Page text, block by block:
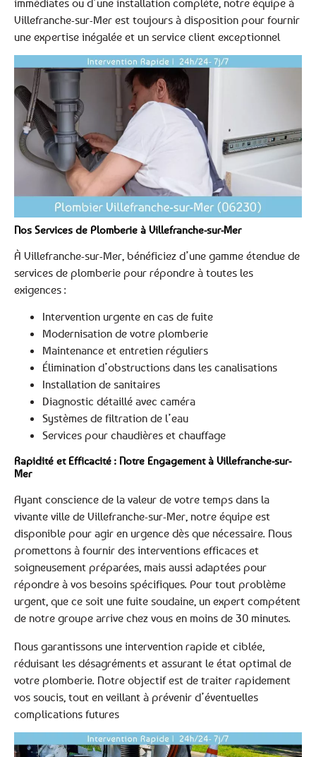
Villefranche-sur-Mer est toujours à disposition pour fournir
une expertise inégalée et un service client exceptionnel
Nos Services de Plomberie à Villefranche-sur-Mer
À Villefranche-sur-Mer, bénéficiez d’une gamme étendue de
services de plomberie pour répondre à toutes les
exigences :
Intervention urgente en cas de fuite
Modernisation de votre plomberie
Maintenance et entretien réguliers
Élimination d’obstructions dans les canalisations
Installation de sanitaires
Diagnostic détaillé avec caméra
Systèmes de filtration de l’eau
Services pour chaudières et chauffage
Rapidité et Efficacité : Notre Engagement à Villefranche-sur-
Mer
Ayant conscience de la valeur de votre temps dans la
vivante ville de Villefranche-sur-Mer, notre équipe est
disponible pour agir en urgence dès que nécessaire. Nous
promettons à fournir des interventions efficaces et
soigneusement préparées, mais aussi adaptées pour
répondre à vos besoins spécifiques. Pour tout problème
urgent, que ce soit une fuite soudaine, un expert compétent
de notre groupe arrive chez vous en moins de 30 minutes.
Nous garantissons une intervention rapide et ciblée,
réduisant les désagréments et assurant le état optimal de
votre plomberie. Notre objectif est de traiter rapidement
vos soucis, tout en veillant à prévenir d’éventuelles
complications futures